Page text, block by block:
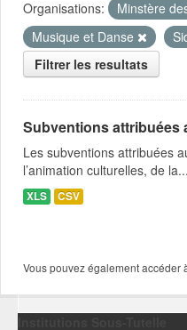
Organisations: Minstère
Musique et Danse
Filtrer les resultats
Subventions attribuées
Les subventions attribuées
l’animation culturelles, de la...
XLS CSV
Vous pouvez également accéder